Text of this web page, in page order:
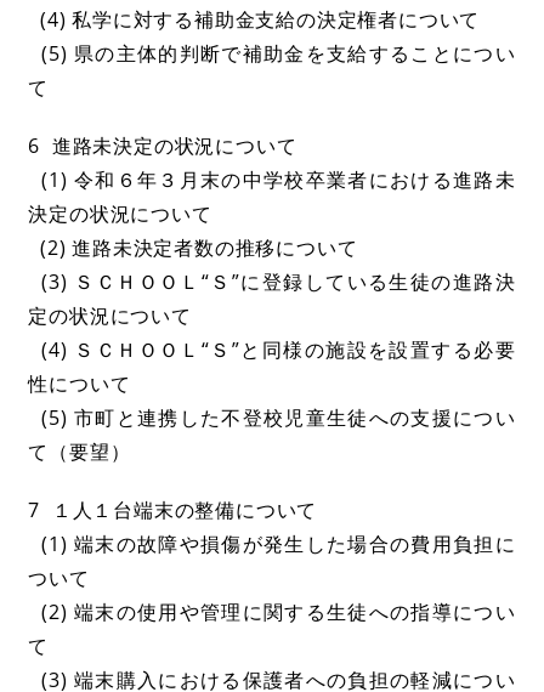
(4) 私学に対する補助金支給の決定権者について
(5) 県の主体的判断で補助金を支給することについ
て
6 進路未決定の状況について
(1) 令和６年３月末の中学校卒業者における進路未
決定の状況について
(2) 進路未決定者数の推移について
(3) ＳＣＨＯＯＬ“Ｓ”に登録している生徒の進路決
定の状況について
(4) ＳＣＨＯＯＬ“Ｓ”と同様の施設を設置する必要
性について
(5) 市町と連携した不登校児童生徒への支援につい
て（要望）
7 １人１台端末の整備について
(1) 端末の故障や損傷が発生した場合の費用負担に
ついて
(2) 端末の使用や管理に関する生徒への指導につい
て
(3) 端末購入における保護者への負担の軽減につい